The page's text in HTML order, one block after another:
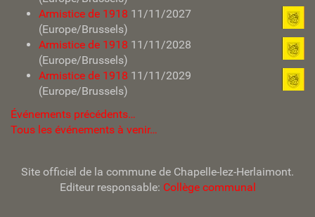
Armistice de 1918 11/11/2027
(Europe/Brussels)
Armistice de 1918 11/11/2028
(Europe/Brussels)
Armistice de 1918 11/11/2029
(Europe/Brussels)
Événements précédents…
Tous les événements à venir…
Site officiel de la commune de Chapelle-lez-Herlaimont.
Editeur responsable: Collège communal